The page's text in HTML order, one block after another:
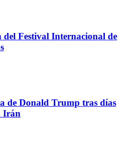
del Festival Internacional de
de Donald Trump tras días
Irán